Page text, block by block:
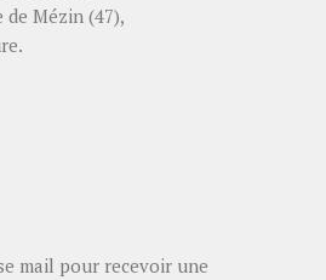
Mézin (47),
mail pour recevoir une